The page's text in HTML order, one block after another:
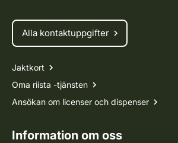
Alla kontaktuppgifter
Jaktkort
Oma riista -tjänsten
Ansökan om licenser och dispenser
Information om oss